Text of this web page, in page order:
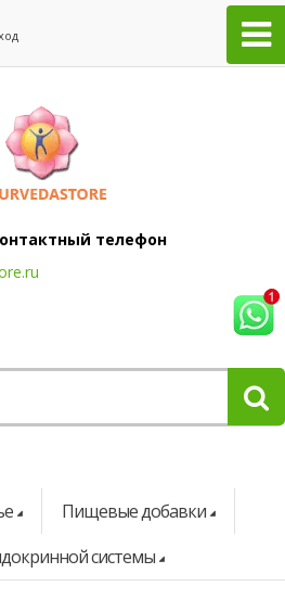
телефон
Пищевые добавки
системы